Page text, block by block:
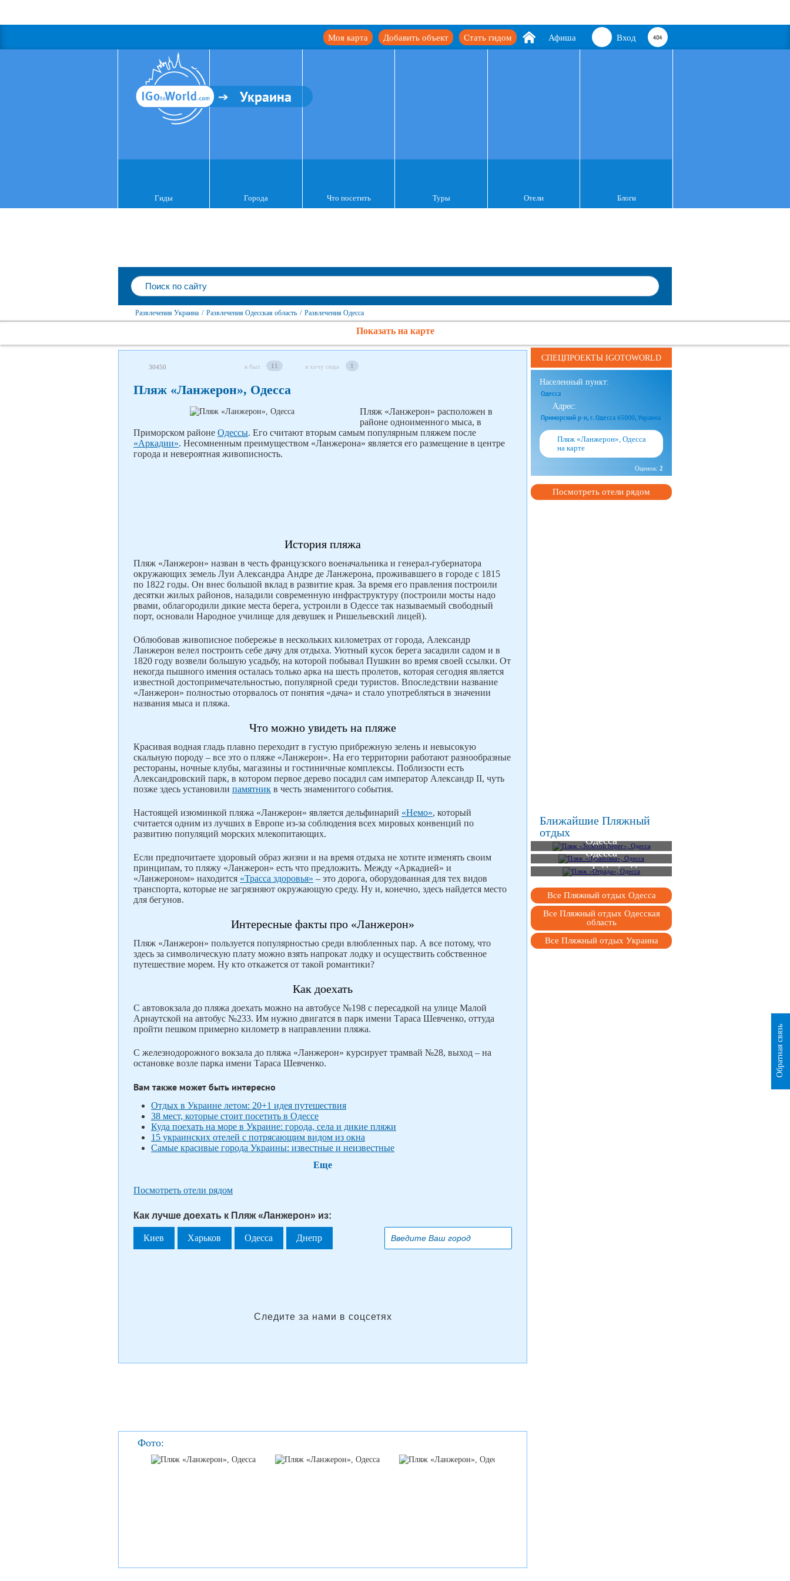
Вход
Афиша
Стать гидом
Добавить объект
Моя карта
Украина
Гиды Города Что посетить Туры Отели Блоги
Развлечения Украина / Развлечения Одесская область / Развлечения Одесса
Показать на карте
30450 я был 11 я хочу сюда 1
Пляж «Ланжерон», Одесса
Пляж «Ланжерон» расположен в
районе одноименного мыса, в
Приморском районе Одессы. Его считают вторым самым популярным пляжем после
«Аркадии». Несомненным преимуществом «Ланжерона» является его размещение в центре
города и невероятная живописность.
История пляжа
Пляж «Ланжерон» назван в честь французского военачальника и генерал-губернатора
окружающих земель Луи Александра Андре де Ланжерона, проживавшего в городе с 1815
по 1822 годы. Он внес большой вклад в развитие края. За время его правления построили
десятки жилых районов, наладили современную инфраструктуру (построили мосты надо
рвами, облагородили дикие места берега, устроили в Одессе так называемый свободный
порт, основали Народное училище для девушек и Ришельевский лицей).
Облюбовав живописное побережье в нескольких километрах от города, Александр
Ланжерон велел построить себе дачу для отдыха. Уютный кусок берега засадили садом и в
1820 году возвели большую усадьбу, на которой побывал Пушкин во время своей ссылки. От
некогда пышного имения осталась только арка на шесть пролетов, которая сегодня является
известной достопримечательностью, популярной среди туристов. Впоследствии название
«Ланжерон» полностью оторвалось от понятия «дача» и стало употребляться в значении
названия мыса и пляжа.
Что можно увидеть на пляже
Красивая водная гладь плавно переходит в густую прибрежную зелень и невысокую
скальную породу – все это о пляже «Ланжерон». На его территории работают разнообразные
рестораны, ночные клубы, магазины и гостиничные комплексы. Поблизости есть
Александровский парк, в котором первое дерево посадил сам император Александр ІІ, чуть
позже здесь установили памятник в честь знаменитого события.
Настоящей изюминкой пляжа «Ланжерон» является дельфинарий «Немо», который
считается одним из лучших в Европе из-за соблюдения всех мировых конвенций по
развитию популяций морских млекопитающих.
Если предпочитаете здоровый образ жизни и на время отдыха не хотите изменять своим
принципам, то пляжу «Ланжерон» есть что предложить. Между «Аркадией» и
«Ланжероном» находится «Трасса здоровья» – это дорога, оборудованная для тех видов
транспорта, которые не загрязняют окружающую среду. Ну и, конечно, здесь найдется место
для бегунов.
Интересные факты про «Ланжерон»
Пляж «Ланжерон» пользуется популярностью среди влюбленных пар. А все потому, что
здесь за символическую плату можно взять напрокат лодку и осуществить собственное
путешествие морем. Ну кто откажется от такой романтики?
Как доехать
С автовокзала до пляжа доехать можно на автобусе №198 с пересадкой на улице Малой
Арнаутской на автобус №233. Им нужно двигатся в парк имени Тараса Шевченко, оттуда
пройти пешком примерно километр в направлении пляжа.
С железнодорожного вокзала до пляжа «Ланжерон» курсирует трамвай №28, выход – на
остановке возле парка имени Тараса Шевченко.
Вам также может быть интересно
Отдых в Украине летом: 20+1 идея путешествия
38 мест, которые стоит посетить в Одессе
Куда поехать на море в Украине: города, села и дикие пляжи
15 украинских отелей с потрясающим видом из окна
Самые красивые города Украины: известные и неизвестные
Еще
Посмотреть отели рядом
Как лучше доехать к Пляж «Ланжерон» из:
Киев Харьков Одесса Днепр
Следите за нами в соцсетях
Фото:
СПЕЦПРОЕКТЫ IGOTOWORLD
Населенный пункт:
Одесса
Адрес:
Приморский р-н, г. Одесса 65000, Украина
Пляж «Ланжерон», Одесса
на карте
Оценок: 2
Посмотреть отели рядом
Ближайшие Пляжный
отдых
Пляж «Золотой берег»,
Одесса
Пляж «Лузановка»,
Одесса
Пляж «Отрада», Одесса
Все Пляжный отдых Одесса
Все Пляжный отдых Одесская
область
Все Пляжный отдых Украина
Обратная связь